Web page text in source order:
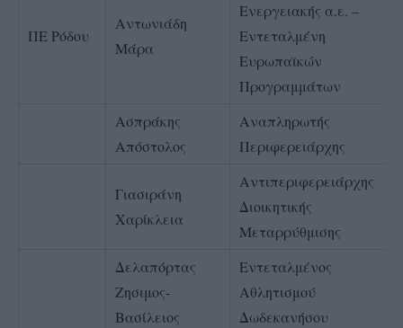
ΠΕ Ρόδου
Αντωνιάδη
Μάρα
Ενεργειακής α.ε. –
Εντεταλμένη
Ευρωπαϊκών
Προγραμμάτων
Ασπράκης
Απόστολος
Αναπληρωτής
Περιφερειάρχης
Γιασιράνη
Χαρίκλεια
Αντιπεριφερειάρχης
Διοικητικής
Μεταρρύθμισης
Δελαπόρτας
Ζησιμος-
Βασίλειος
Εντεταλμένος
Αθλητισμού
Δωδεκανήσου